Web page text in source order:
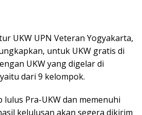
UKW UPN Veteran Yogyakarta,
untuk UKW gratis di
UKW yang digelar di
dari 9 kelompok.
lulus Pra-UKW dan memenuhi
kelulusan akan segera dikirim